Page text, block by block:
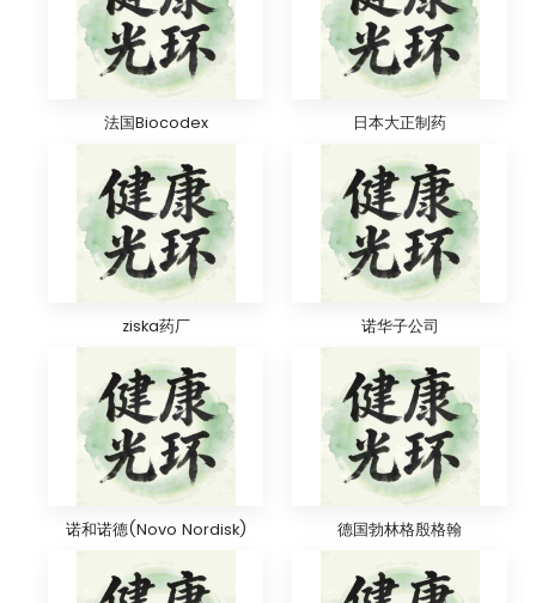
法国Biocodex 日本大正制药
ziska药厂 诺华子公司
诺和诺德(Novo Nordisk) 德国勃林格殷格翰